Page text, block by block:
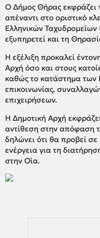
Ο Δήμος Θήρας εκφράζει
απέναντι στο οριστικό
Ελληνικών
εξυπηρετεί και τη
Η εξέλιξη προκαλεί
Αρχή όσο και στους
καθώς το κατάστημα των
επικοινωνίας,
επιχειρήσεων.
Η Δημοτική Αρχή
αντίθεση στην απόφαση
δηλώνει ότι θα προβεί σε
ενέργεια για τη
στην Οία.